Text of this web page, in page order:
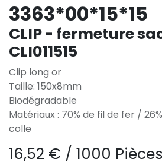
3363*00*15*15
CLIP - fermeture
CLI011515
Clip long or
Taille: 150x8mm
Biodégradable
Matériaux : 70% de fil de fer /
colle
16,52 € / 1000 Pièces